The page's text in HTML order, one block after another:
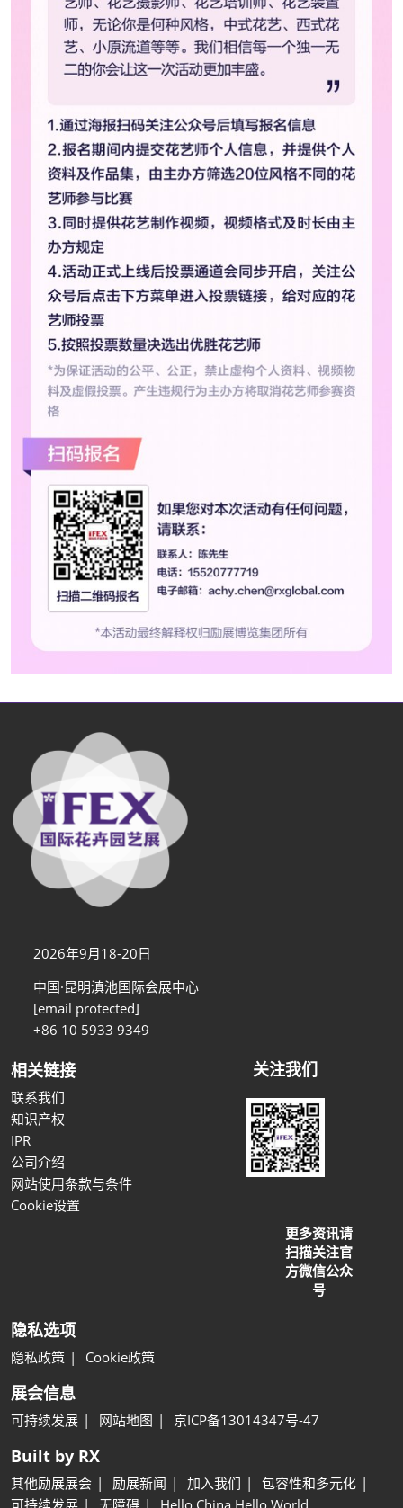
2026年9月18-20日
中国·昆明滇池国际会展中心
[email protected]
+86 10 5933 9349
相关链接
联系我们
知识产权
IPR
公司介绍
网站使用条款与条件
Cookie设置
关注我们
更多资讯请
扫描关注官
方微信公众
号
隐私选项
隐私政策 Cookie政策
展会信息
可持续发展 网站地图 京ICP备13014347号-47
Built by RX
其他励展展会 励展新闻 加入我们
包容性和多元化
可持续发展
无障碍 Hello China Hello World